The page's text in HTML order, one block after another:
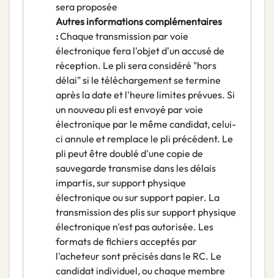
sera proposée
Autres informations complémentaires
:Chaque transmission par voie
électronique fera l'objet d'un accusé de
réception. Le pli sera considéré "hors
délai" si le téléchargement se termine
après la date et l'heure limites prévues. Si
un nouveau pli est envoyé par voie
électronique par le même candidat, celui-
ci annule et remplace le pli précédent. Le
pli peut être doublé d'une copie de
sauvegarde transmise dans les délais
impartis, sur support physique
électronique ou sur support papier. La
transmission des plis sur support physique
électronique n'est pas autorisée. Les
formats de fichiers acceptés par
l'acheteur sont précisés dans le RC. Le
candidat individuel, ou chaque membre